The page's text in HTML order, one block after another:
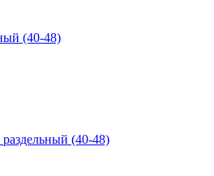
(40-48)
(40-48)